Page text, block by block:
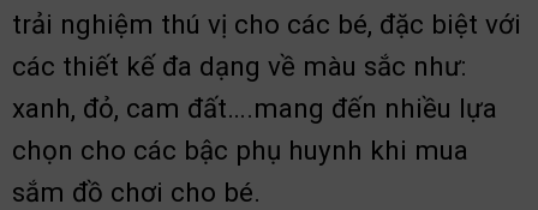
trải nghiệm thú vị cho các bé, đặc biệt với
các thiết kế đa dạng về màu sắc như:
xanh, đỏ, cam đất….mang đến nhiều lựa
chọn cho các bậc phụ huynh khi mua
sắm đồ chơi cho bé.